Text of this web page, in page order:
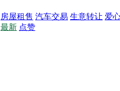
房屋租售 汽车交易 生意转让 爱
最新 点赞